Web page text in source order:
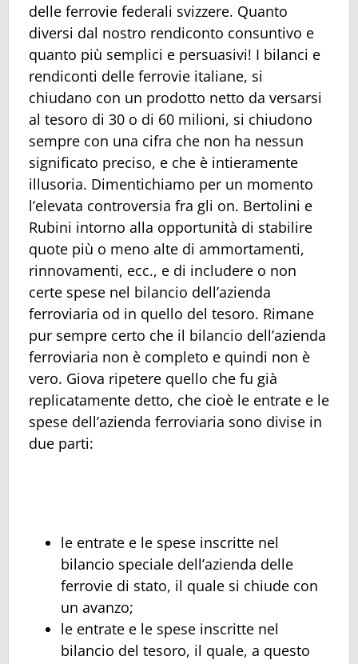
delle ferrovie federali svizzere. Quanto
diversi dal nostro rendiconto consuntivo e
quanto più semplici e persuasivi! I bilanci e
rendiconti delle ferrovie italiane, si
chiudano con un prodotto netto da versarsi
al tesoro di 30 o di 60 milioni, si chiudono
sempre con una cifra che non ha nessun
significato preciso, e che è intieramente
illusoria. Dimentichiamo per un momento
l’elevata controversia fra gli on. Bertolini e
Rubini intorno alla opportunità di stabilire
quote più o meno alte di ammortamenti,
rinnovamenti, ecc., e di includere o non
certe spese nel bilancio dell’azienda
ferroviaria od in quello del tesoro. Rimane
pur sempre certo che il bilancio dell’azienda
ferroviaria non è completo e quindi non è
vero. Giova ripetere quello che fu già
replicatamente detto, che cioè le entrate e le
spese dell’azienda ferroviaria sono divise in
due parti:
le entrate e le spese inscritte nel
bilancio speciale dell’azienda delle
ferrovie di stato, il quale si chiude con
un avanzo;
le entrate e le spese inscritte nel
bilancio del tesoro, il quale, a questo